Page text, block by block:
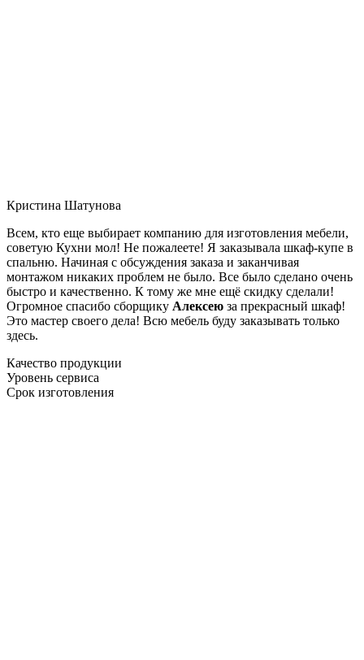
Кристина Шатунова
Всем, кто еще выбирает компанию для изготовления мебели,
советую Кухни мол! Не пожалеете! Я заказывала шкаф-купе в
спальню. Начиная с обсуждения заказа и заканчивая
монтажом никаких проблем не было. Все было сделано очень
быстро и качественно. К тому же мне ещё скидку сделали!
Огромное спасибо сборщику Алексею за прекрасный шкаф!
Это мастер своего дела! Всю мебель буду заказывать только
здесь.
Качество продукции
Уровень сервиса
Срок изготовления